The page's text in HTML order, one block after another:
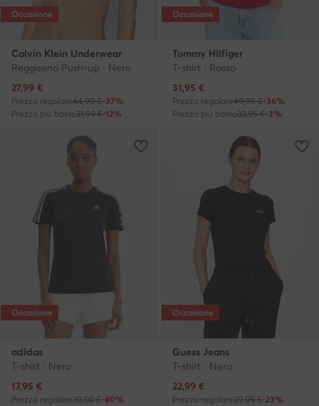
Occasione
Calvin Klein Underwear
Reggiseno Push-up · Nero
Prezzo attuale
27,99 €
Prezzo regolare44,90 €-37%
Prezzo più basso31,99 €-12%
Occasione
Tommy Hilfiger
T-shirt · Rosso
Prezzo attuale
31,95 €
Prezzo regolare49,95 €-36%
Prezzo più basso32,95 €-3%
Occasione
adidas
T-shirt · Nero
Prezzo attuale
17,95 €
Prezzo regolare30,00 €-40%
Occasione
Guess Jeans
T-shirt · Nero
Prezzo attuale
22,99 €
Prezzo regolare29,95 €-23%